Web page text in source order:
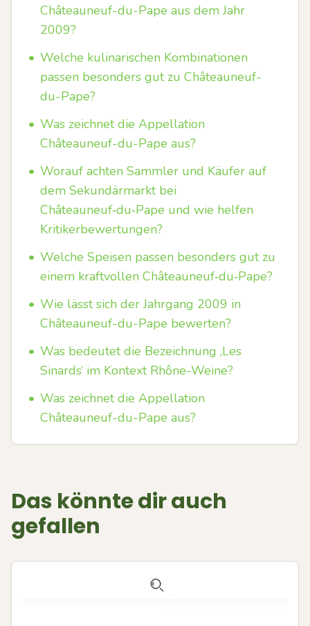
Châteauneuf-du-Pape aus dem Jahr
2009?
• Welche kulinarischen Kombinationen
passen besonders gut zu Châteauneuf-
du-Pape?
• Was zeichnet die Appellation
Châteauneuf-du-Pape aus?
• Worauf achten Sammler und Käufer auf
dem Sekundärmarkt bei
Châteauneuf‑du‑Pape und wie helfen
Kritikerbewertungen?
• Welche Speisen passen besonders gut zu
einem kraftvollen Châteauneuf‑du‑Pape?
• Wie lässt sich der Jahrgang 2009 in
Châteauneuf-du-Pape bewerten?
• Was bedeutet die Bezeichnung ‚Les
Sinards‘ im Kontext Rhône-Weine?
• Was zeichnet die Appellation
Châteauneuf-du-Pape aus?
Das könnte dir auch
gefallen